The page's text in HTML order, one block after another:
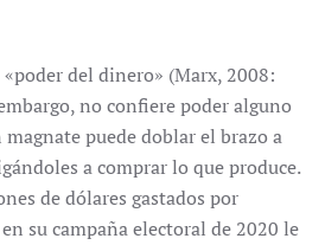
del dinero» (Marx, 2008:
no confiere poder alguno
puede doblar el brazo a
a comprar lo que produce.
de dólares gastados por
en su campaña electoral de 2020 le